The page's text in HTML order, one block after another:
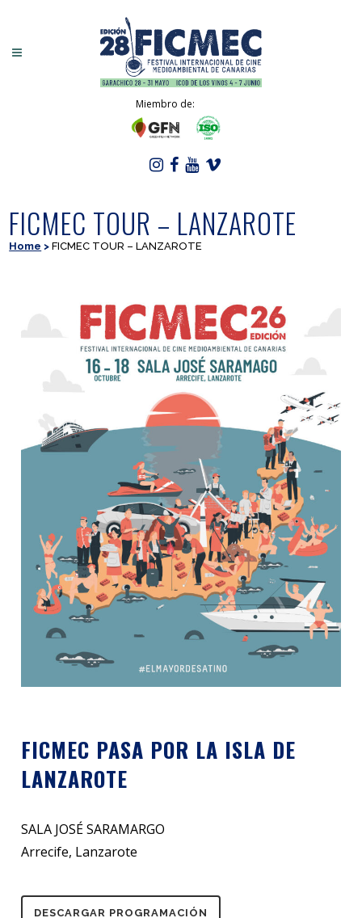
Miembro de:
FICMEC TOUR – LANZAROTE
Home >FICMEC TOUR – LANZAROTE
FICMEC PASA POR LA ISLA DE
LANZAROTE
SALA JOSÉ SARAMARGO
Arrecife, Lanzarote
DESCARGAR PROGRAMACIÓN